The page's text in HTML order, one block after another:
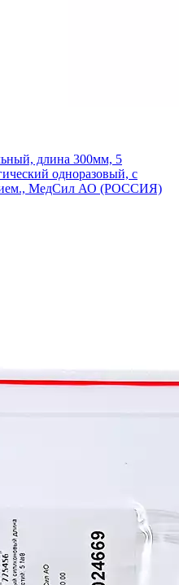
длина 300мм, 5
одноразовый, с
МедСил АО (РОССИЯ)